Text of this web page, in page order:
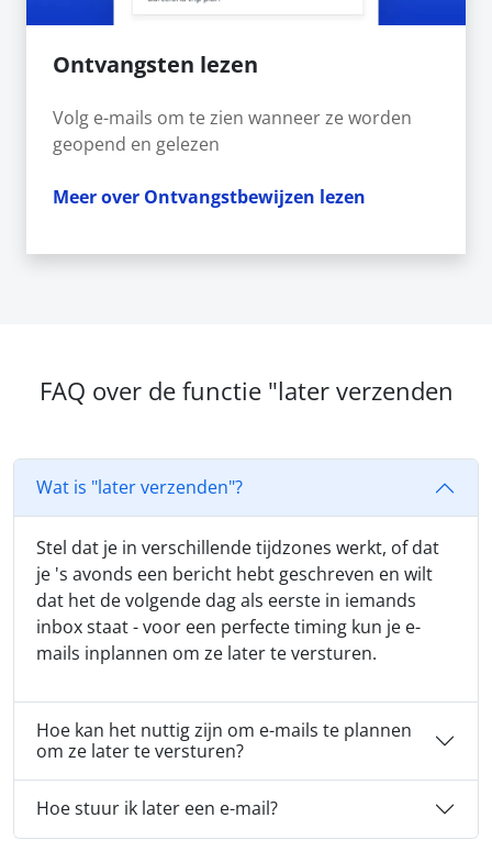
Ontvangsten lezen
Volg e-mails om te zien wanneer ze worden
geopend en gelezen
Meer over Ontvangstbewijzen lezen
FAQ over de functie "later verzenden
Wat is "later verzenden"?
Stel dat je in verschillende tijdzones werkt, of dat
je 's avonds een bericht hebt geschreven en wilt
dat het de volgende dag als eerste in iemands
inbox staat - voor een perfecte timing kun je e-
mails inplannen om ze later te versturen.
Hoe kan het nuttig zijn om e-mails te plannen
om ze later te versturen?
Hoe stuur ik later een e-mail?